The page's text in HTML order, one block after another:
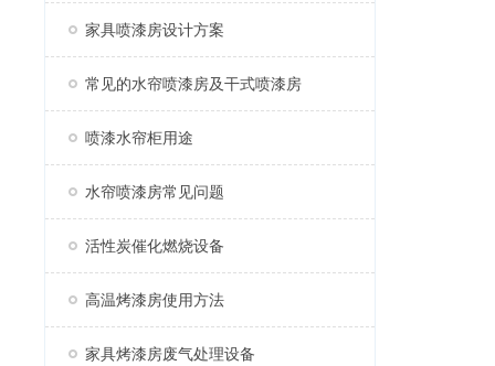
家具喷漆房设计方案
常见的水帘喷漆房及干式喷漆房
喷漆水帘柜用途
水帘喷漆房常见问题
活性炭催化燃烧设备
高温烤漆房使用方法
家具烤漆房废气处理设备